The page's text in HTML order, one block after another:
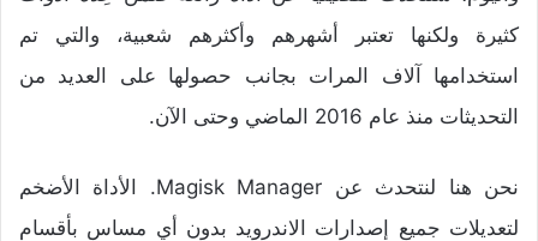
كثيرة ولكنها تعتبر أشهرهم وأكثرهم شعبية، والتي تم
استخدامها آلاف المرات بجانب حصولها على العديد من
التحديثات منذ عام 2016 الماضي وحتى الآن.
نحن هنا لنتحدث عن Magisk Manager. الأداة الأضخم
لتعديلات جميع إصدارات الاندرويد بدون أي مساس بأقسام